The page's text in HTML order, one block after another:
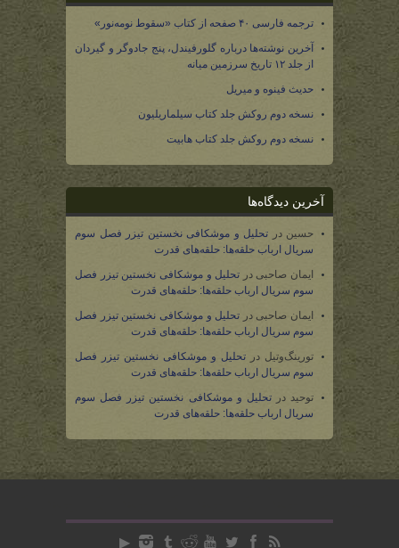
ترجمه فارسی ۴۰ صفحه از کتاب «سقوط نومه‌نور»
آخرین نوشته‌ها درباره گلورفیندل، پنج جادوگر و گیردان
از جلد ۱۲ تاریخ سرزمین میانه
حدیث فینوه و میریل
نسخه دوم روکش جلد کتاب سیلماریلیون
نسخه دوم روکش جلد کتاب هابیت
آخرین دیدگاه‌ها
حسین در تحلیل و موشکافی نخستین تیزر فصل سوم
سریال ارباب حلقه‌ها: حلقه‌های قدرت
ایمان صاحبی در تحلیل و موشکافی نخستین تیزر فصل
سوم سریال ارباب حلقه‌ها: حلقه‌های قدرت
ایمان صاحبی در تحلیل و موشکافی نخستین تیزر فصل
سوم سریال ارباب حلقه‌ها: حلقه‌های قدرت
تورینگ‌وتیل در تحلیل و موشکافی نخستین تیزر فصل
سوم سریال ارباب حلقه‌ها: حلقه‌های قدرت
توحید درتحلیل و موشکافی نخستین تیزر فصل سوم
سریال ارباب حلقه‌ها: حلقه‌های قدرت